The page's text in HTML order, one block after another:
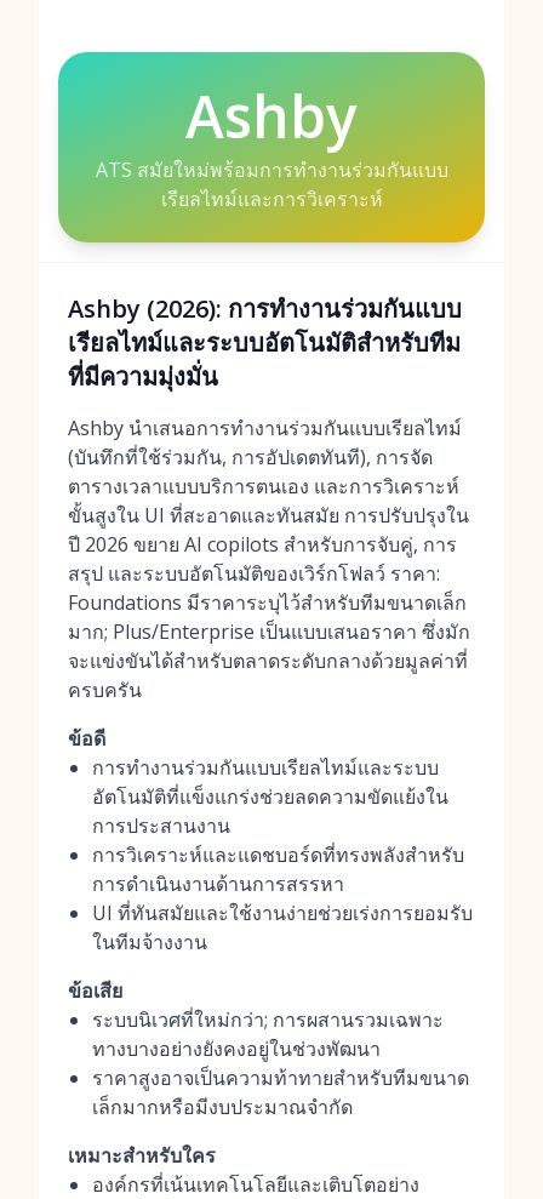
Ashby
ATS สมัยใหม่พร้อมการทำงานร่วมกันแบบ
เรียลไทม์และการวิเคราะห์
Ashby (2026): การทำงานร่วมกันแบบ
เรียลไทม์และระบบอัตโนมัติสำหรับทีม
ที่มีความมุ่งมั่น
Ashby นำเสนอการทำงานร่วมกันแบบเรียลไทม์
(บันทึกที่ใช้ร่วมกัน, การอัปเดตทันที), การจัด
ตารางเวลาแบบบริการตนเอง และการวิเคราะห์
ขั้นสูงใน UI ที่สะอาดและทันสมัย การปรับปรุงใน
ปี 2026 ขยาย AI copilots สำหรับการจับคู่, การ
สรุป และระบบอัตโนมัติของเวิร์กโฟลว์ ราคา:
Foundations มีราคาระบุไว้สำหรับทีมขนาดเล็ก
มาก; Plus/Enterprise เป็นแบบเสนอราคา ซึ่งมัก
จะแข่งขันได้สำหรับตลาดระดับกลางด้วยมูลค่าที่
ครบครัน
ข้อดี
การทำงานร่วมกันแบบเรียลไทม์และระบบ
อัตโนมัติที่แข็งแกร่งช่วยลดความขัดแย้งใน
การประสานงาน
การวิเคราะห์และแดชบอร์ดที่ทรงพลังสำหรับ
การดำเนินงานด้านการสรรหา
UI ที่ทันสมัยและใช้งานง่ายช่วยเร่งการยอมรับ
ในทีมจ้างงาน
ข้อเสีย
ระบบนิเวศที่ใหม่กว่า; การผสานรวมเฉพาะ
ทางบางอย่างยังคงอยู่ในช่วงพัฒนา
ราคาสูงอาจเป็นความท้าทายสำหรับทีมขนาด
เล็กมากหรือมีงบประมาณจำกัด
เหมาะสำหรับใคร
องค์กรที่เน้นเทคโนโลยีและเติบโตอย่าง